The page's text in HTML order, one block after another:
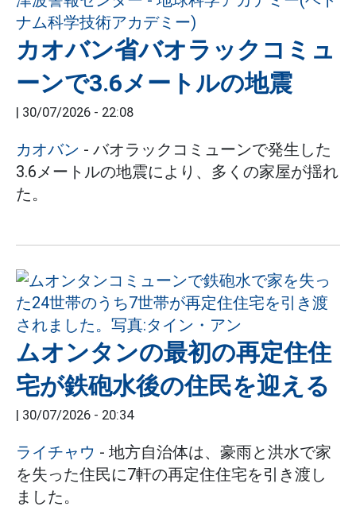
カオバン省バオラックコミュ
ーンで3.6メートルの地震
30/07/2026 - 22:08
カオバン - バオラックコミューンで発生した
3.6メートルの地震により、多くの家屋が揺れ
た。
ムオンタンの最初の再定住住
宅が鉄砲水後の住民を迎える
30/07/2026 - 20:34
ライチャウ - 地方自治体は、豪雨と洪水で家
を失った住民に7軒の再定住住宅を引き渡し
ました。